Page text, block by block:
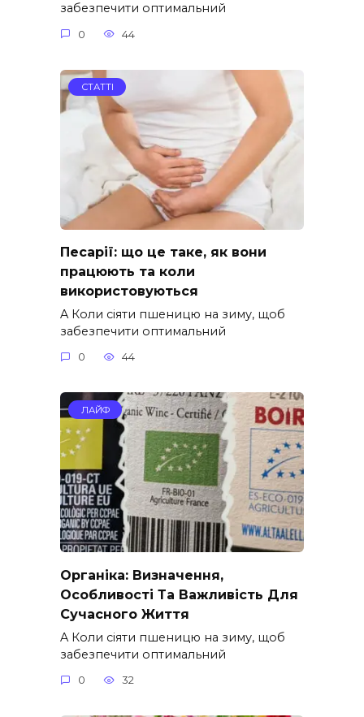
забезпечити оптимальний
0 44
СТАТТІ
Песарії: що це таке, як вони
працюють та коли
використовуються
A Коли сіяти пшеницю на зиму, щоб
забезпечити оптимальний
0 44
ЛАЙФ
Органіка: Визначення,
Особливості Та Важливість Для
Сучасного Життя
A Коли сіяти пшеницю на зиму, щоб
забезпечити оптимальний
0 32